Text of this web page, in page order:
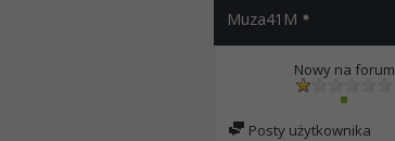
Muza41M
Nowy na forum
Posty użytkownika